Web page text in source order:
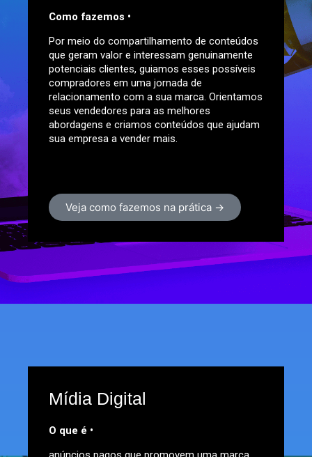
Como fazemos •
Por meio do compartilhamento de conteúdos
que geram valor e interessam genuinamente
potenciais clientes, guiamos esses possíveis
compradores em uma jornada de
relacionamento com a sua marca. Orientamos
seus vendedores para as melhores
abordagens e criamos conteúdos que ajudam
sua empresa a vender mais.
Veja como fazemos na prática →
Mídia Digital
O que é •